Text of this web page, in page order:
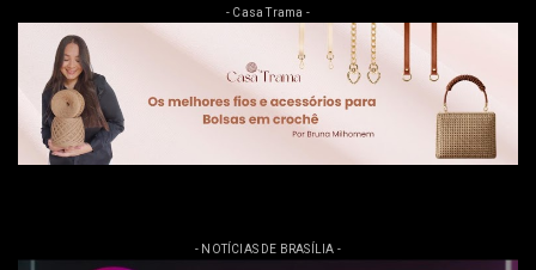
- Casa Trama -
- NOTÍCIAS DE BRASÍLIA -